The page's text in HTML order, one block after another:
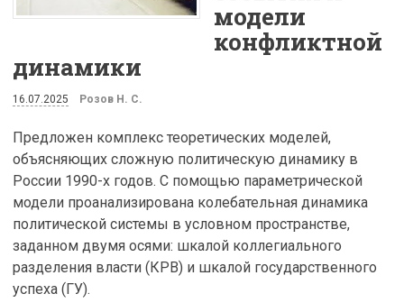
модели
конфликтной
динамики
16.07.2025 Розов Н. С.
Предложен комплекс теоретических моделей,
объясняющих сложную политическую динамику в
России 1990-х годов. С помощью параметрической
модели проанализирована колебательная динамика
политической системы в условном пространстве,
заданном двумя осями: шкалой коллегиального
разделения власти (КРВ) и шкалой государственного
успеха (ГУ).